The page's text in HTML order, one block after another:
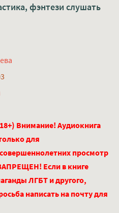
фэнтези слушать
Внимание! Аудиокнига
для
просмотр
Если в книге
ЛГБТ и другого,
написать на почту для